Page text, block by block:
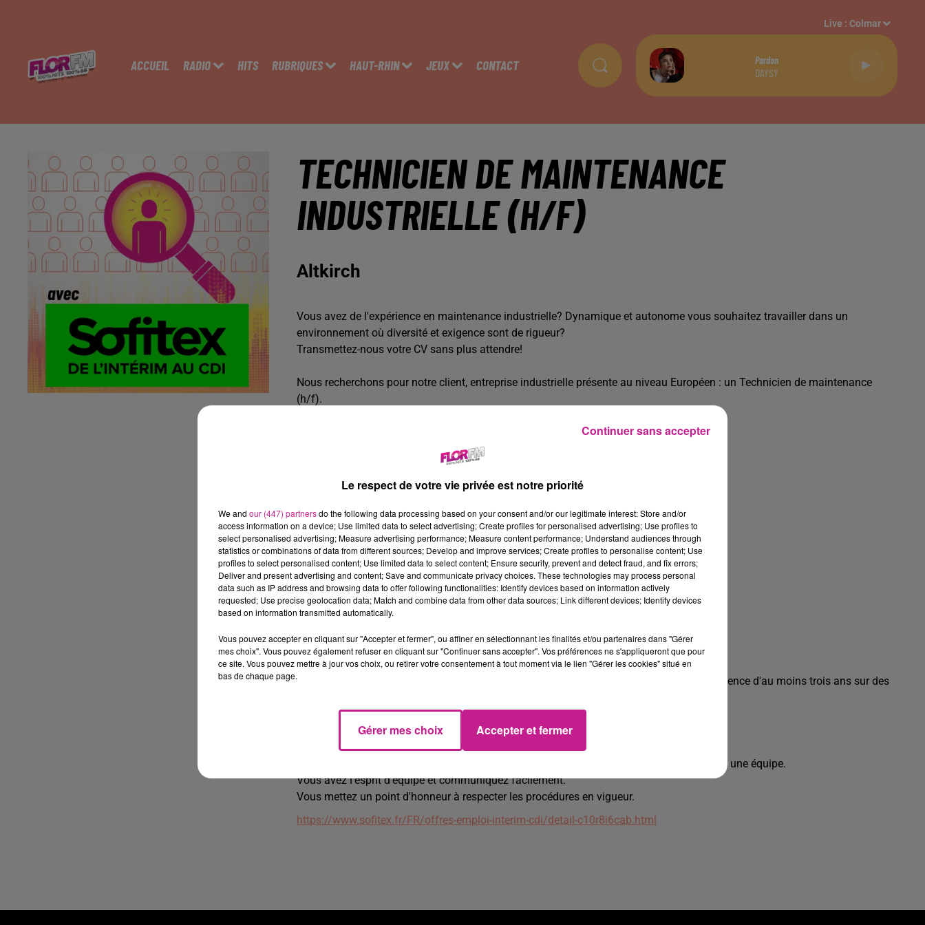
ACCUEIL RADIO HITS RUBRIQUES HAUT-RHIN JEUX CONTACT
Live :Colmar
Pardon
DAYSY
TECHNICIEN DE MAINTENANCE
INDUSTRIELLE (H/F)
Altkirch
Vous avez de l'expérience en maintenance industrielle? Dynamique et autonome vous souhaitez travailler dans un
environnement où diversité et exigence sont de rigueur?
Transmettez-nous votre CV sans plus attendre!
Nous recherchons pour notre client, entreprise industrielle présente au niveau Européen : un Technicien de maintenance
(h/f).
Vous rejoindrez l'équipe Maintenance, où vos missions consisteront à :
Repérer les dysfonctionnements d'origine mécanique
Assurer le
remplacement d'organes mécaniques, pneumatiques et hydrauliques
Réaliser lesdiverses opérations de maintenance
Assurer des dépannages de systèmes pneumatiques simples à l'aide de schémas
Effectuer des opérations simples d'usinage conventionnel et de soudure
Horaires postés en 2*8, évolutif sur du 3*8 avec astreintes
PROFIL RECHERCHÉ
Titulaire d'un Bac/Bac+2 en Maintenance Industrielle, vous possédez une première expérience d'au moins trois ans sur des
Vous possédez debonnes compétences en mécaniqueet électrotechnique.
Vos forces :
Dynamique et autonome, vous êtes impliqué et vous savez vous intégrer facilement dans une équipe.
Vous avez l'esprit d'équipe et communiquez facilement.
Vous mettez un point d'honneur à respecter les procédures en vigueur.
https://www.sofitex.fr/FR/offres-emploi-interim-cdi/detail-c10r8i6cab.html
Le respect de votre vie privée est notre priorité
We and our (447) partnersdo the following data processing based on your consent and/or our legitimate interest: Store and/or
access information on a device; Use limited data to select advertising; Create profiles for personalised advertising; Use profiles to
select personalised advertising; Measure advertising performance; Measure content performance; Understand audiences through
statistics or combinations of data from different sources; Develop and improve services; Create profiles to personalise content; Use
profiles to select personalised content; Use limited data to select content; Ensure security, prevent and detect fraud, and fix errors;
Deliver and present advertising and content; Save and communicate privacy choices. These technologies may process personal
data such as IP address and browsing data to offer following functionalities: Identify devices based on information actively
requested; Use precise geolocation data; Match and combine data from other data sources; Link different devices; Identify devices
based on information transmitted automatically.
Vous pouvez accepter en cliquant sur "Accepter et fermer", ou affiner en sélectionnant les finalités et/ou partenaires dans "Gérer
mes choix". Vous pouvez également refuser en cliquant sur "Continuer sans accepter". Vos préférences ne s'appliqueront que pour
ce site. Vous pouvez mettre à jour vos choix, ou retirer votre consentement à tout moment via le lien "Gérer les cookies" situé en
bas de chaque page.
Gérer mes choix Accepter et fermer
Continuer sans accepter